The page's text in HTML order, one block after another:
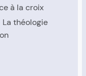
à la croix
théo­lo­gie